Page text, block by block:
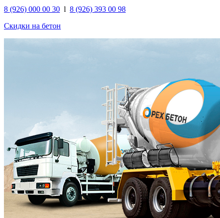
8 (926) 000 00 30 l 8 (926) 393 00 98
Скидки на бетон